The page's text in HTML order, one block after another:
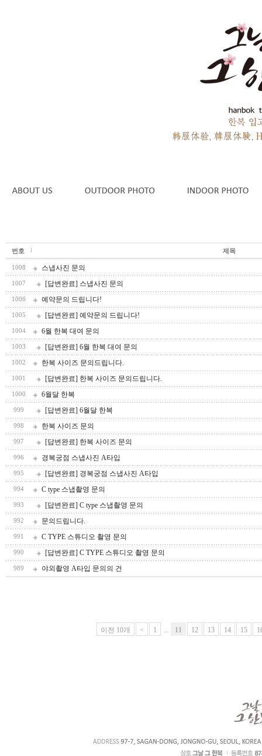
번호 제목
1008 스냅사진 문의
1007 [답변완료] 스냅사진 문의
1006 예약문의 드립니다!
1005 [답변완료] 예약문의 드립니다!
1004 6월 한복 대여 문의
1003 [답변완료] 6월 한복 대여 문의
1002 한복 사이즈 문의드립니다.
1001 [답변완료] 한복 사이즈 문의드립니다.
1000 6월달 한복
999 [답변완료] 6월달 한복
998 한복 사이즈 문의
997 [답변완료] 한복 사이즈 문의
996 경복궁점 스냅사진 A타입
995 [답변완료] 경복궁점 스냅사진 A타입
994 C type 스냅촬영 문의
993 [답변완료] C type 스냅촬영 문의
992 문의드립니다.
991 C TYPE 스튜디오 촬영 문의
990 [답변완료] C TYPE 스튜디오 촬영 문의
989 야외촬영 A타입 문의의 건
이전 10개 < 1 ... 11 12 13 14 15